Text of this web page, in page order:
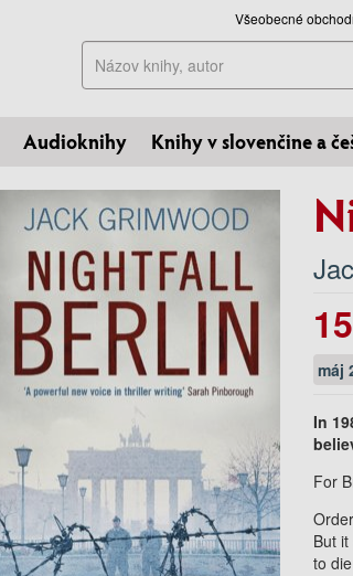
Všeobecné
Hľadať
Audioknihy Knihy v slovenčine a
máj
In
For
But
to